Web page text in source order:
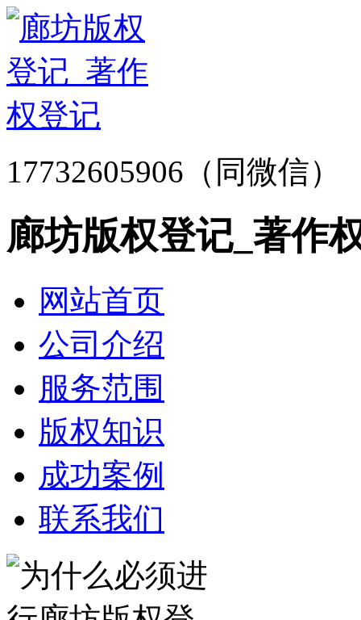
17732605906（同微信）
廊坊版权登记_著作
网站首页
公司介绍
服务范围
版权知识
成功案例
联系我们